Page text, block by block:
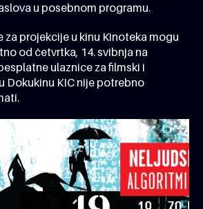
u posebnom programu.
za projekcije u kinu Kinoteka mogu
od četvrtka, 14. svibnja na
ulaznice za filmski i
Dokukinu KIC nije potrebno